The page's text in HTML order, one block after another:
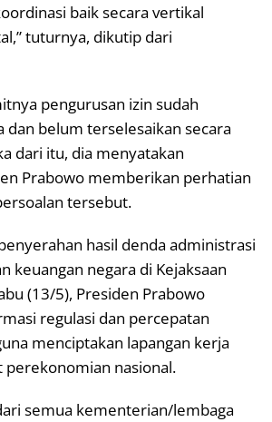
baik secara vertikal
tuturnya, dikutip dari
pengurusan izin sudah
dan belum terselesaikan secara
dari itu, dia menyatakan
Prabowo memberikan perhatian
tersebut.
hasil denda administrasi
keuangan negara di Kejaksaan
(13/5), Presiden Prabowo
regulasi dan percepatan
menciptakan lapangan kerja
nasional.
semua kementerian/lembaga